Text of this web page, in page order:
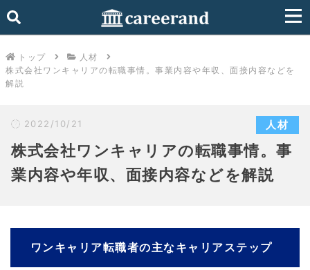
トップ
人材
株式会社ワンキャリアの転職事情。事業内容や年収、面接内容などを
解説
2022/10/21 人材
株式会社ワンキャリアの転職事情。事
業内容や年収、面接内容などを解説
ワンキャリア転職者の主なキャリアステップ